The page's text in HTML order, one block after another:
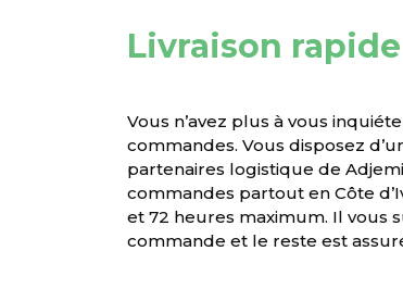
Livraison
Vous n’avez plus à vous
commandes. Vous disposez
partenaires logistique de
commandes partout en Côte
et 72 heures maximum. Il vous
commande et le reste est